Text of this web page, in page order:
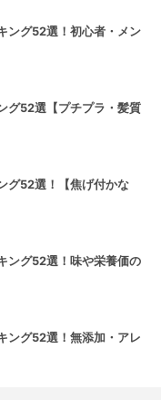
ング52選！初心者・メン
グ52選【プチプラ・髪質
グ52選！【焦げ付かな
ング52選！味や栄養価の
ング52選！無添加・アレ